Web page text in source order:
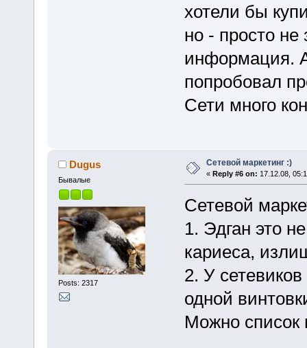
хотели бы
но - просто не
информация.
попробовал
Сети много
Dugus
Бывалые
Posts: 2317
Сетевой маркетинг :)
« Reply #6 on: 17.12.08,
Сетевой
1. Эдган это
кариеса,
2. У
одной
Можно список